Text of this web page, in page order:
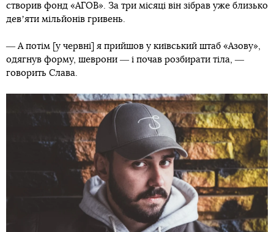
створив фонд «АГОВ». За три місяці він зібрав уже близько
девʼяти мільйонів гривень.
― А потім [у червні] я прийшов у київський штаб «Азову»,
одягнув форму, шеврони ― і почав розбирати тіла, ―
говорить Слава.